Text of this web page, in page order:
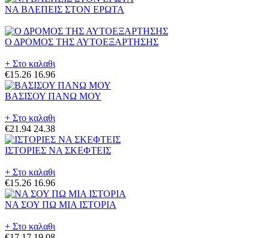
ΝΑ ΒΛΕΠΕΙΣ ΣΤΟΝ ΕΡΩΤΑ
Ο ΔΡΟΜΟΣ ΤΗΣ ΑΥΤΟΕΞΑΡΤΗΣΗΣ
+ Στο καλαθι
€15.26 16.96
ΒΑΣΙΣΟΥ ΠΑΝΩ ΜΟΥ
+ Στο καλαθι
€21.94 24.38
ΙΣΤΟΡΙΕΣ ΝΑ ΣΚΕΦΤΕΙΣ
+ Στο καλαθι
€15.26 16.96
ΝΑ ΣΟΥ ΠΩ ΜΙΑ ΙΣΤΟΡΙΑ
+ Στο καλαθι